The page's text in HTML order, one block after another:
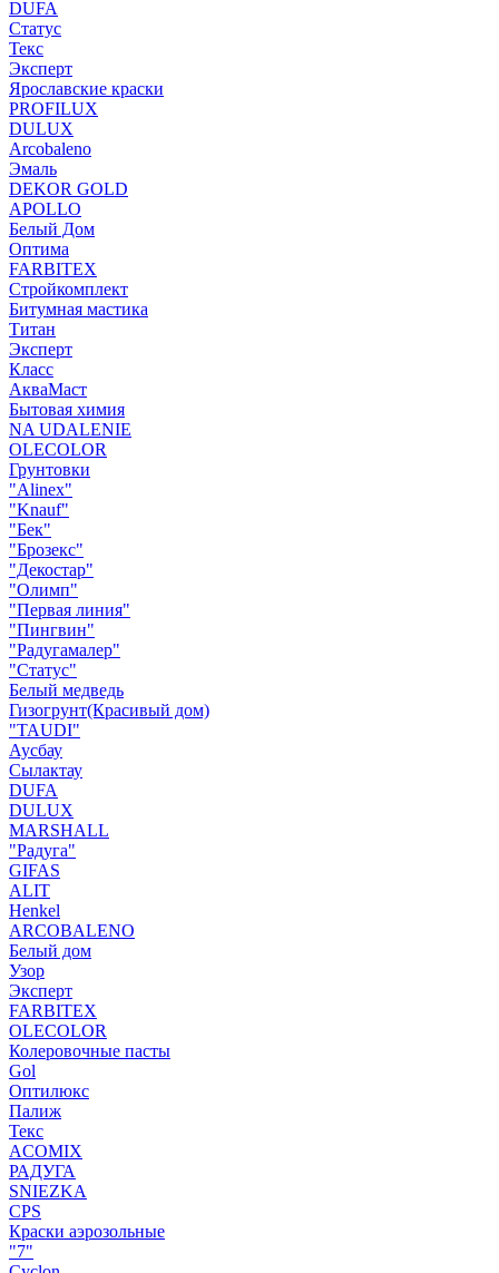
DUFA
Статус
Текс
Эксперт
Ярославские краски
PROFILUX
DULUX
Arcobaleno
Эмаль
DEKOR GOLD
APOLLO
Белый Дом
Оптима
FARBITEX
Стройкомплект
Битумная мастика
Титан
Эксперт
Класс
АкваМаст
Бытовая химия
NA UDALENIE
OLECOLOR
Грунтовки
"Alinex"
"Knauf"
"Бек"
"Брозекс"
"Декостар"
"Олимп"
"Первая линия"
"Пингвин"
"Радугамалер"
"Статус"
Белый медведь
Гизогрунт(Красивый дом)
"TAUDI"
Аусбау
Сылактау
DUFA
DULUX
MARSHALL
"Радуга"
GIFAS
ALIT
Henkel
ARCOBALENO
Белый дом
Узор
Эксперт
FARBITEX
OLECOLOR
Колеровочные пасты
Gol
Оптилюкс
Палиж
Текс
ACOMIX
РАДУГА
SNIEZKA
CPS
Краски аэрозольные
"7"